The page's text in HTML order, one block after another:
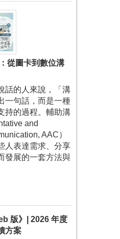
從圖卡到數位溝
話的人來說，「溝
一句話，而是一種
持的過程。輔助溝
and
AAC）
人表達需求、分享
發展的一套方法與
版》| 2026 年度
方案